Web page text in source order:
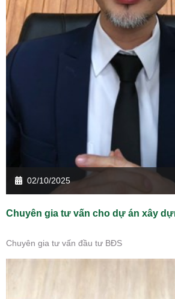
02/10/2025
Chuyên gia tư vấn cho dự án xây
Chuyên gia tư vấn đầu tư BĐS